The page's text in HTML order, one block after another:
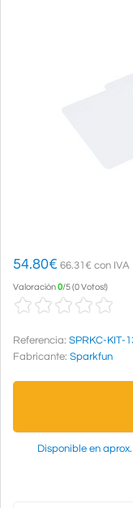
54.80€ 66.31€ con IVA
Valoración0/5(0 Votos!)
Referencia: SPRKC-KIT-
Fabricante: Sparkfun
Disponible en